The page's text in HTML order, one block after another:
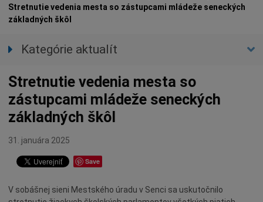
Stretnutie vedenia mesta so zástupcami mládeže seneckých
základných škôl
Kategórie aktualít
Spravodajstvo
Parkovacia politika
Kultúra
Ocenenia
Dotácie
Doprava
Stretnutie vedenia mesta so
zástupcami mládeže seneckých
základných škôl
31. januára 2025
Save
V sobášnej sieni Mestského úradu v Senci sa uskutočnilo